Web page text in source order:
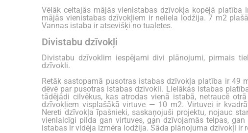
Vēlāk celtajās mājās vienistabas dzīvokļa kopējā
mājās vienistabas dzīvokļiem ir neliela lodžija. 7 m2
Vannas istaba ir atsevišķi no tualetes.
Divistabu dzīvokļi
Divistabu dzīvoklim iespējami divi plānojumi, pirmais
dzīvokli.
Retāk sastopamā pusotras istabas dzīvokļa platība ir 49
dēvē par pusotras istabas dzīvokli. Lielākās istabas
tādējādi cilvēkus, kas atrodas vienā istabā, netraucē
dzīvokļiem visplašākā virtuve — 10 m2. Virtuvei ir
Nereti dzīvokļa īpašnieki, saskaņojuši projektu, nojauc
vienlaicīgi pilda gan virtuves, gan dzīvojamās telpas,
istabas ir vidēja izmēra lodžija. Šāda plānojuma dzīvokļi ir